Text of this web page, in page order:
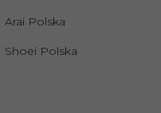
Arai Polska
Shoei Polska